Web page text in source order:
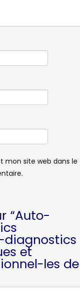
mon site web dans le
“Auto-
et
les de